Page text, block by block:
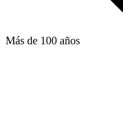
Más de 100 años